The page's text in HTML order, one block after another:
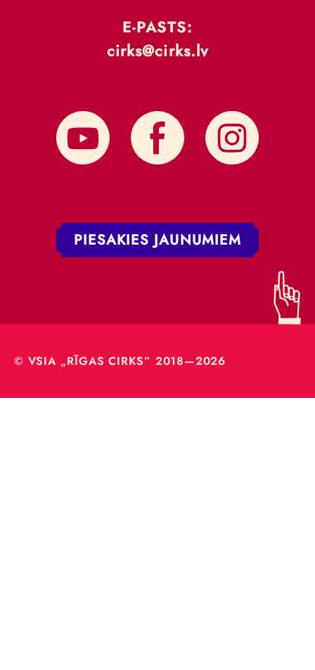
E-PASTS:
cirks@cirks.lv
PIESAKIES JAUNUMIEM
© VSIA „RĪGAS CIRKS” 2018—2026